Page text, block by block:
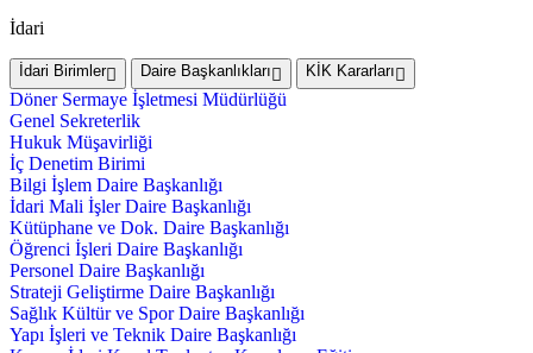
İdari
İdari Birimler Daire Başkanlıkları KİK Kararları
Döner Sermaye İşletmesi Müdürlüğü
Genel Sekreterlik
Hukuk Müşavirliği
İç Denetim Birimi
Bilgi İşlem Daire Başkanlığı
İdari Mali İşler Daire Başkanlığı
Kütüphane ve Dok. Daire Başkanlığı
Öğrenci İşleri Daire Başkanlığı
Personel Daire Başkanlığı
Strateji Geliştirme Daire Başkanlığı
Sağlık Kültür ve Spor Daire Başkanlığı
Yapı İşleri ve Teknik Daire Başkanlığı